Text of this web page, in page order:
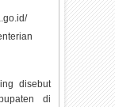
disebut
di